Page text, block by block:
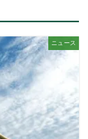
ニュース